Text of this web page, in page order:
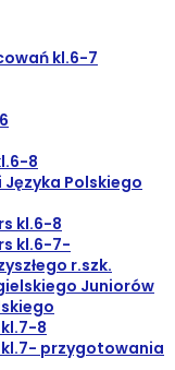
kl.6-7
8
Polskiego
kl.6-8
kl.6-7-
r.szk.
Juniorów
8
przygotowania